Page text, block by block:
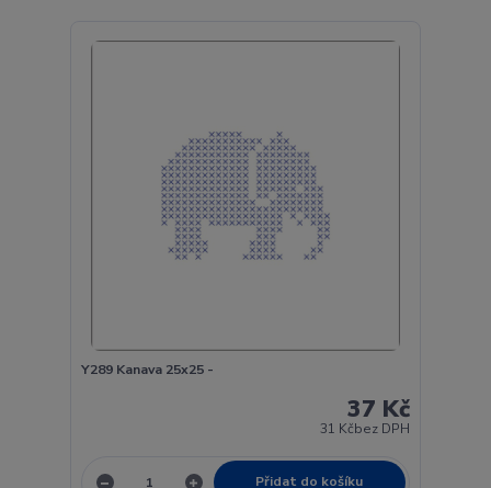
Y289 Kanava 25x25 -
37 Kč
31 Kčbez DPH
Přidat do košíku